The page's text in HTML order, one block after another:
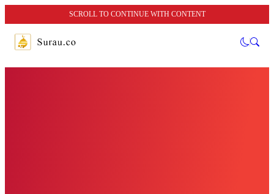
SCROLL TO CONTINUE WITH CONTENT